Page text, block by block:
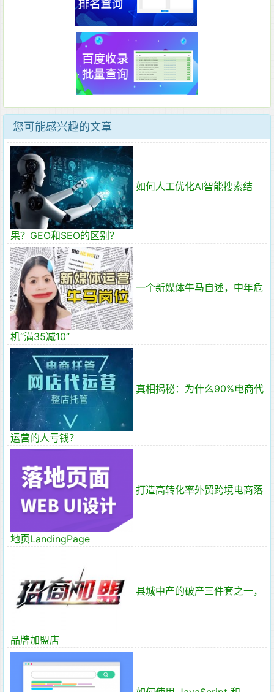
您可能感兴趣的文章
如何人工优化AI智能搜索结
果？GEO和SEO的区别？
一个新媒体牛马自述，中年危
机“满35减10”
真相揭秘：为什么90%电商代
运营的人亏钱？
打造高转化率外贸跨境电商落
地页LandingPage
县城中产的破产三件套之一，
品牌加盟店